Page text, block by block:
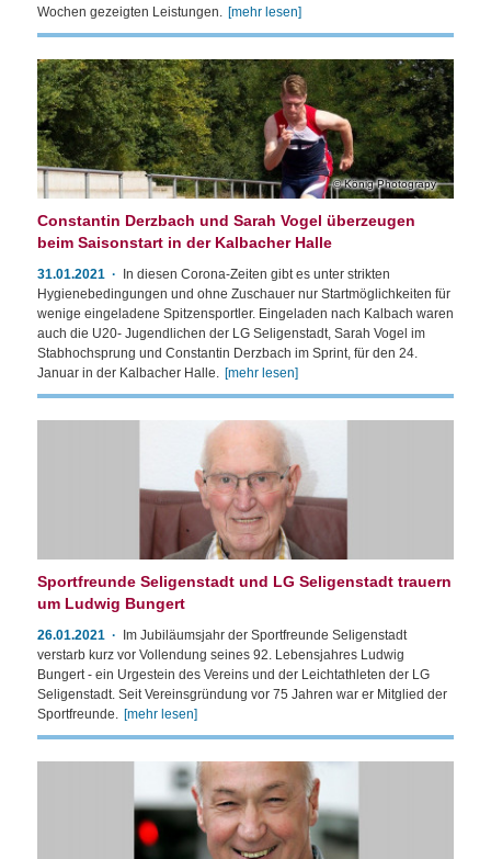
Wochen gezeigten Leistungen. [mehr lesen]
König Photograpy
Constantin Derzbach und Sarah Vogel überzeugen
beim Saisonstart in der Kalbacher Halle
31.01.2021
In diesen Corona-Zeiten gibt es unter strikten
Hygienebedingungen und ohne Zuschauer nur Startmöglichkeiten für
wenige eingeladene Spitzensportler. Eingeladen nach Kalbach waren
auch die U20- Jugendlichen der LG Seligenstadt, Sarah Vogel im
Stabhochsprung und Constantin Derzbach im Sprint, für den 24.
Januar in der Kalbacher Halle. [mehr lesen]
Sportfreunde Seligenstadt und LG Seligenstadt trauern
um Ludwig Bungert
26.01.2021
Im Jubiläumsjahr der Sportfreunde Seligenstadt
verstarb kurz vor Vollendung seines 92. Lebensjahres Ludwig
Bungert - ein Urgestein des Vereins und der Leichtathleten der LG
Seligenstadt. Seit Vereinsgründung vor 75 Jahren war er Mitglied der
Sportfreunde. [mehr lesen]